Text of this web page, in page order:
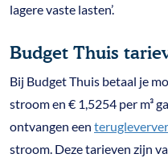
lagere vaste lasten’.
Budget Thuis
Bij Budget Thuis betaal je
stroom en € 1,5254 per m³
ontvangen een
stroom. Deze tarieven zijn